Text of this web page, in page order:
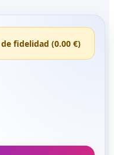
fidelidad (0.00 €)